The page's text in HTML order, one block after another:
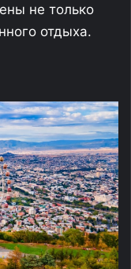
не только
отдыха.